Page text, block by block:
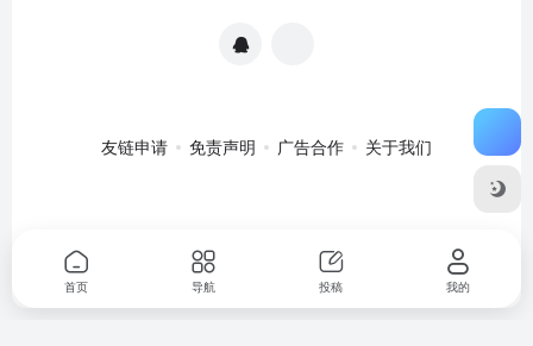
友链申请 免责声明 广告合作 关于我们
2020057301号-1
首页 导航 投稿 我的